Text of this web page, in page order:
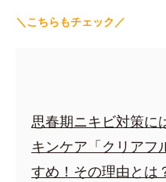
＼こちらもチェック／
思春期ニキビ対策に
キンケア「クリアフ
すめ！その理由とは